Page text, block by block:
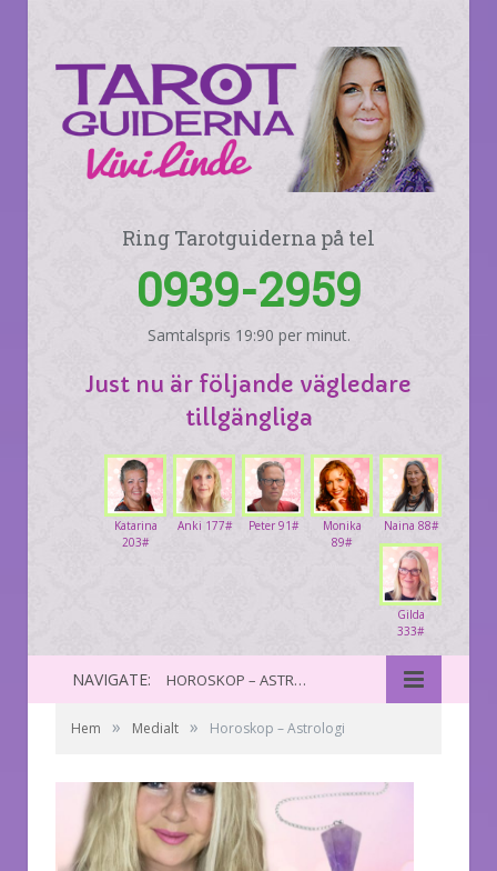
Ring Tarotguiderna på tel
0939-2959
Samtalspris 19:90 per minut.
Just nu är följande vägledare
tillgängliga
Naina 88#
Monika
89#
Peter 91#
Anki 177#
Katarina
203#
Gilda
333#
NAVIGATE: HOROSKOP – ASTROLOGI
Hem » Medialt » Horoskop – Astrologi